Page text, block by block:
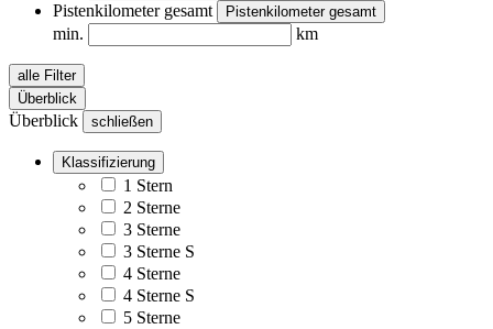
Pistenkilometer gesamt
Pistenkilometer gesamt
min. km
alle Filter
Überblick
Überblick schließen
Klassifizierung
1 Stern
2 Sterne
3 Sterne
3 Sterne S
4 Sterne
4 Sterne S
5 Sterne